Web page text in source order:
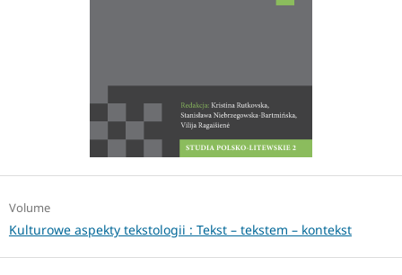
Volume
Kulturowe aspekty tekstologii : Tekst – tekstem – kontekst